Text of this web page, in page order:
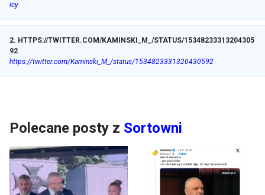
icy
2. HTTPS://TWITTER.COM/KAMINSKI_M_/STATUS/15348233313204305
92
https://twitter.com/Kaminski_M_/status/1534823331320430592
Polecane posty z Sortowni